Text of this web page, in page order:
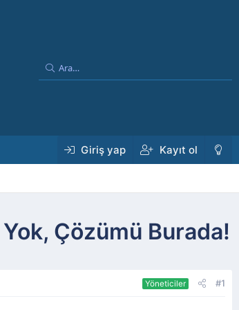
Giriş yap Kayıt ol
Çözümü Burada!
Yöneticiler #1